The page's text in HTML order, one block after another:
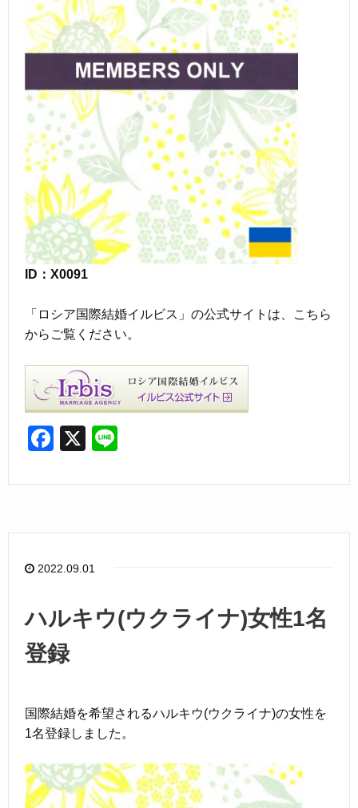
ID：X0091
「ロシア国際結婚イルビス」の公式サイトは、こちら
からご覧ください。
F
c
b
o
k
X
e
2022.09.01
ハルキウ(ウクライナ)女性1名
登録
国際結婚を希望されるハルキウ(ウクライナ)の女性を
1名登録しました。